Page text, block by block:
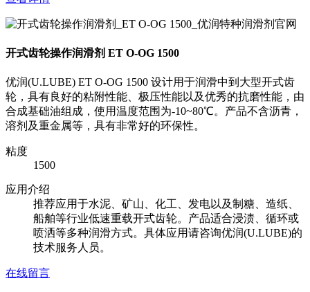
开式齿轮操作润滑剂 ET O-OG 1500
优润(U.LUBE) ET O-OG 1500 设计用于润滑中到大型开式齿
轮，具有良好的粘附性能、极压性能以及优秀的抗磨性能，由
合成基础油组成，使用温度范围为-10~80℃。产品不含沥青，
溶剂及重金属等，具有非常好的环保性。
粘度
1500
应用介绍
推荐应用于水泥、矿山、化工、发电以及制糖、造纸、
船舶等行业低速重载开式齿轮。产品适合浸渍、循环或
喷洒等多种润滑方式。具体应用请咨询优润(U.LUBE)的
技术服务人员。
在线留言